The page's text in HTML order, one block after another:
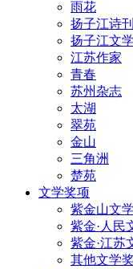
雨花
扬子江诗刊
扬子江文
江苏作家
青春
苏州杂志
太湖
翠苑
金山
三角洲
楚苑
文学奖项
紫金山文
紫金·人民
紫金·江苏
其他文学奖